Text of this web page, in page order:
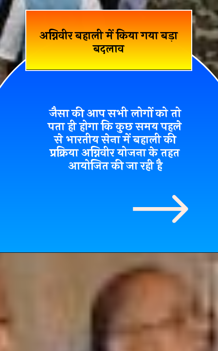
अग्निवीर बहाली में किया गया बड़ा
बदलाव
जैसा की आप सभी लोगों को तो
पता ही होगा कि कुछ समय पहले
से भारतीय सेना में बहाली की
प्रक्रिया अग्निवीर योजना के तहत
आयोजित की जा रही है